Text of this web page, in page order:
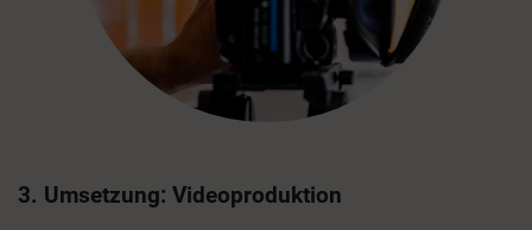
3. Umsetzung: Videoproduktion